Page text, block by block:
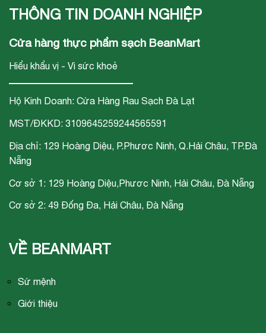
chuỗi siêu thị thực
Mart
THÔNG TIN DOANH NGHIỆP
Cửa hàng thực phẩm sạch BeanMart
Hiểu khẩu vị - Vì sức khoẻ
Hộ Kinh Doanh: Cửa Hàng Rau Sạch Đà Lạt
MST/ĐKKD: 3109645259244565591
Địa chỉ: 129 Hoàng Diệu, P.Phươc Ninh, Q.Hải Châu, TP.Đà
Nẵng
Cơ sở 1: 129 Hoàng Diệu,Phươc Ninh, Hải Châu, Đà Nẵng
Cơ sở 2: 49 Đống Đa, Hải Châu, Đà Nẵng
VỀ BEANMART
Sứ mệnh
Giới thiệu